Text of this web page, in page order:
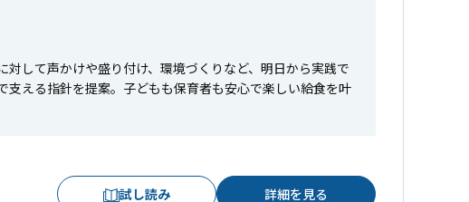
対して声かけや盛り付け、環境づくりなど、明日から実践で
える指針を提案。子どもも保育者も安心で楽しい給食を叶
試し読み 詳細を見る